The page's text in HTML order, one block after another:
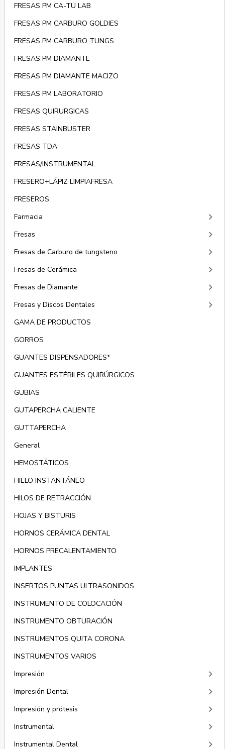
FRESAS PM CA-TU LAB
FRESAS PM CARBURO GOLDIES
FRESAS PM CARBURO TUNGS
FRESAS PM DIAMANTE
FRESAS PM DIAMANTE MACIZO
FRESAS PM LABORATORIO
FRESAS QUIRURGICAS
FRESAS STAINBUSTER
FRESAS TDA
FRESAS/INSTRUMENTAL
FRESERO+LÁPIZ LIMPIAFRESA
FRESEROS
Farmacia
keyboard_arrow_right
Fresas keyboard_arrow_right
Fresas de Carburo de tungsteno keyboard_arrow_right
Fresas de Cerámica keyboard_arrow_right
Fresas de Diamante keyboard_arrow_right
Fresas y Discos Dentales keyboard_arrow_right
GAMA DE PRODUCTOS
GORROS
GUANTES DISPENSADORES*
GUANTES ESTÉRILES QUIRÚRGICOS
GUBIAS
GUTAPERCHA CALIENTE
GUTTAPERCHA
General
HEMOSTÁTICOS
HIELO INSTANTÁNEO
HILOS DE RETRACCIÓN
HOJAS Y BISTURIS
HORNOS CERÁMICA DENTAL
HORNOS PRECALENTAMIENTO
IMPLANTES
INSERTOS PUNTAS ULTRASONIDOS
INSTRUMENTO DE COLOCACIÓN
INSTRUMENTO OBTURACIÓN
INSTRUMENTOS QUITA CORONA
INSTRUMENTOS VARIOS
Impresión
keyboard_arrow_right
Impresión Dental keyboard_arrow_right
Impresión y prótesis keyboard_arrow_right
Instrumental keyboard_arrow_right
Instrumental Dental keyboard_arrow_right